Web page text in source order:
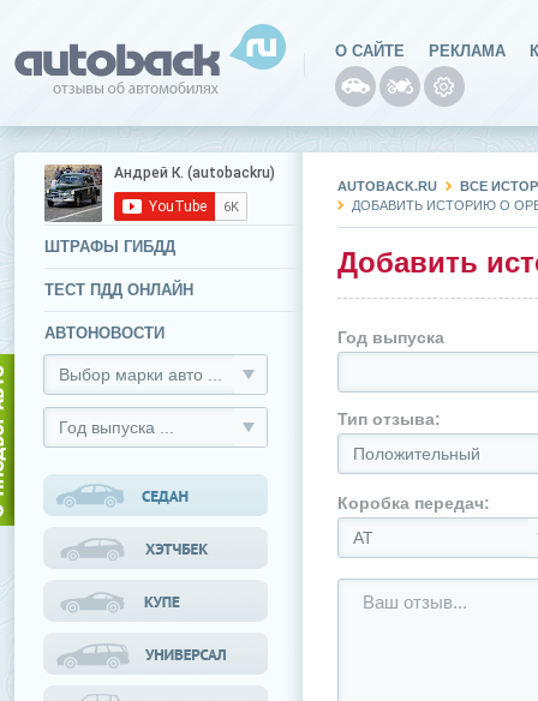
О САЙТЕ РЕКЛАМА
ШТРАФЫ ГИБДД
ТЕСТ ПДД ОНЛАЙН
АВТОНОВОСТИ
Выбор марки авто ...
Год выпуска ...
AUTOBACK.RU
ВСЕ
ДОБАВИТЬ ИСТОРИЮ О
Добавить
Год выпуска
Тип отзыва:
Положительный
Коробка передач:
АТ